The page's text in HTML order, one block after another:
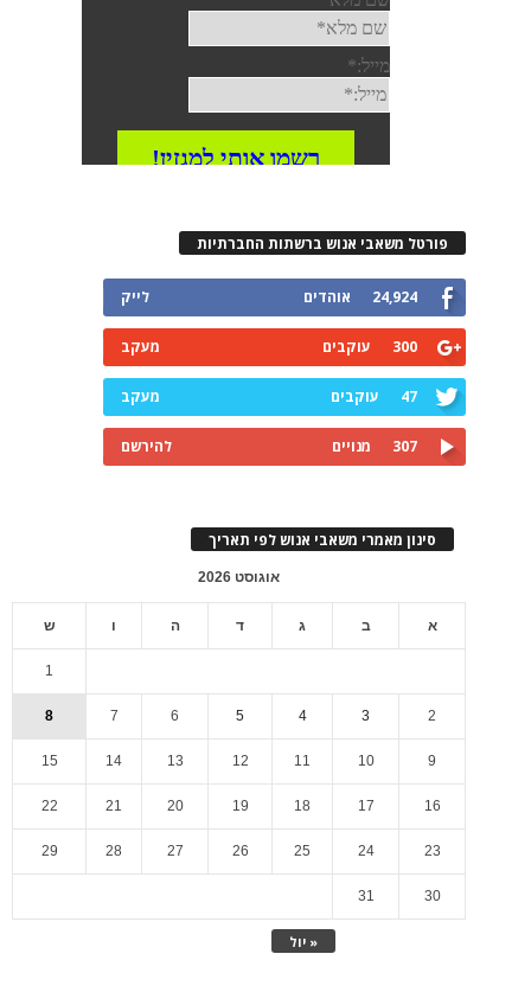
פורטל משאבי אנוש ברשתות החברתיות
24,924 אוהדים לייק
300 עוקבים מעקב
47 עוקבים מעקב
307 מנויים להירשם
סינון מאמרי משאבי אנוש לפי תאריך
אוגוסט 2026
א ב ג ד ה ו ש
« יול
1
2
3
4
5
6
7
8
9
10
11
12
13
14
15
16
17
18
19
20
21
22
23
24
25
26
27
28
29
30
31